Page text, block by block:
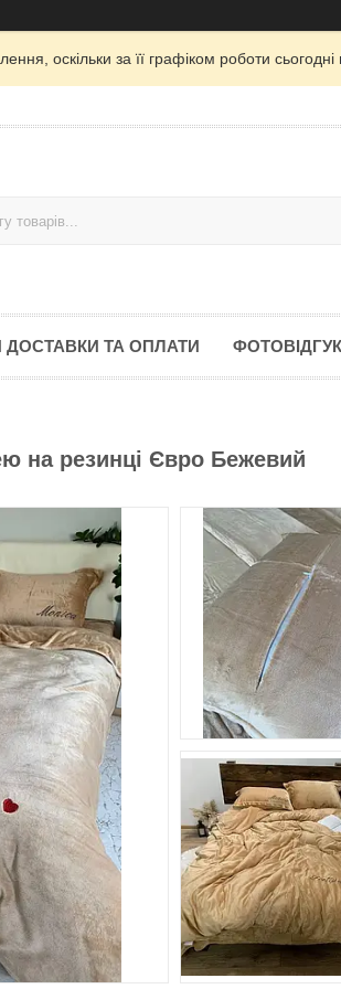
оскільки за її графіком роботи
ТА ОПЛАТИ
на резинці Євро Бежевий